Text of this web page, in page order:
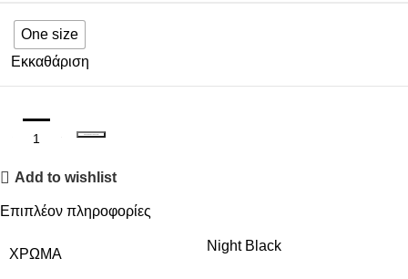
One size
Εκκαθάριση
Add to wishlist
Επιπλέον πληροφορίες
ΧΡΏΜΑ
Night Black